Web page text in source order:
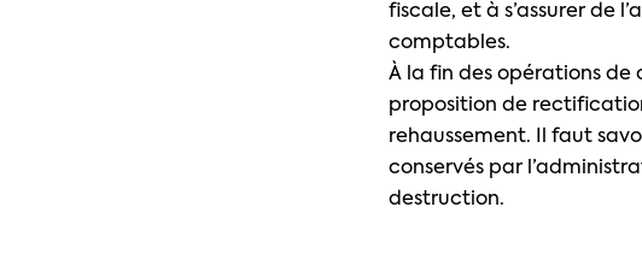
fiscale, et à s’assurer de
comptables.
À la fin des opérations de
proposition de
rehaussement. Il faut
conservés par
destruction.